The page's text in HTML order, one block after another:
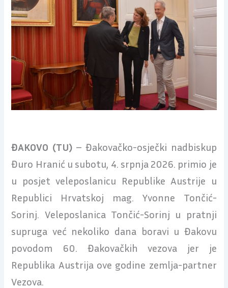
ĐAKOVO (TU)– Đakovačko-osječki nadbiskup
Đuro Hranić u subotu, 4. srpnja 2026. primio je
u posjet veleposlanicu Republike Austrije u
Republici Hrvatskoj mag. Yvonne Tončić-
Sorinj. Veleposlanica Tončić-Sorinj u pratnji
supruga već nekoliko dana boravi u Đakovu
povodom 60. Đakovačkih vezova jer je
Republika Austrija ove godine zemlja-partner
Vezova.